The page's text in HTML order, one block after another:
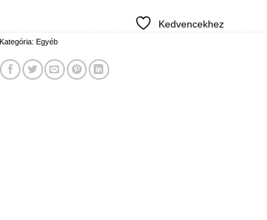
Kedvencekhez
Kategória: Egyéb